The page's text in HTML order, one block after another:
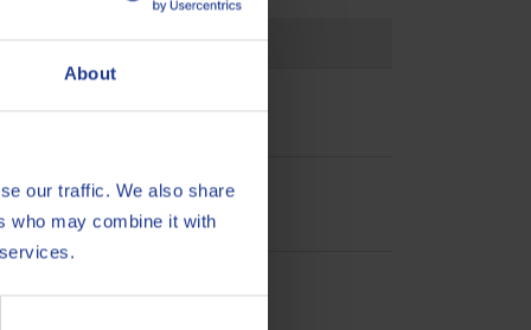
About
our traffic. We also share
who may combine it with